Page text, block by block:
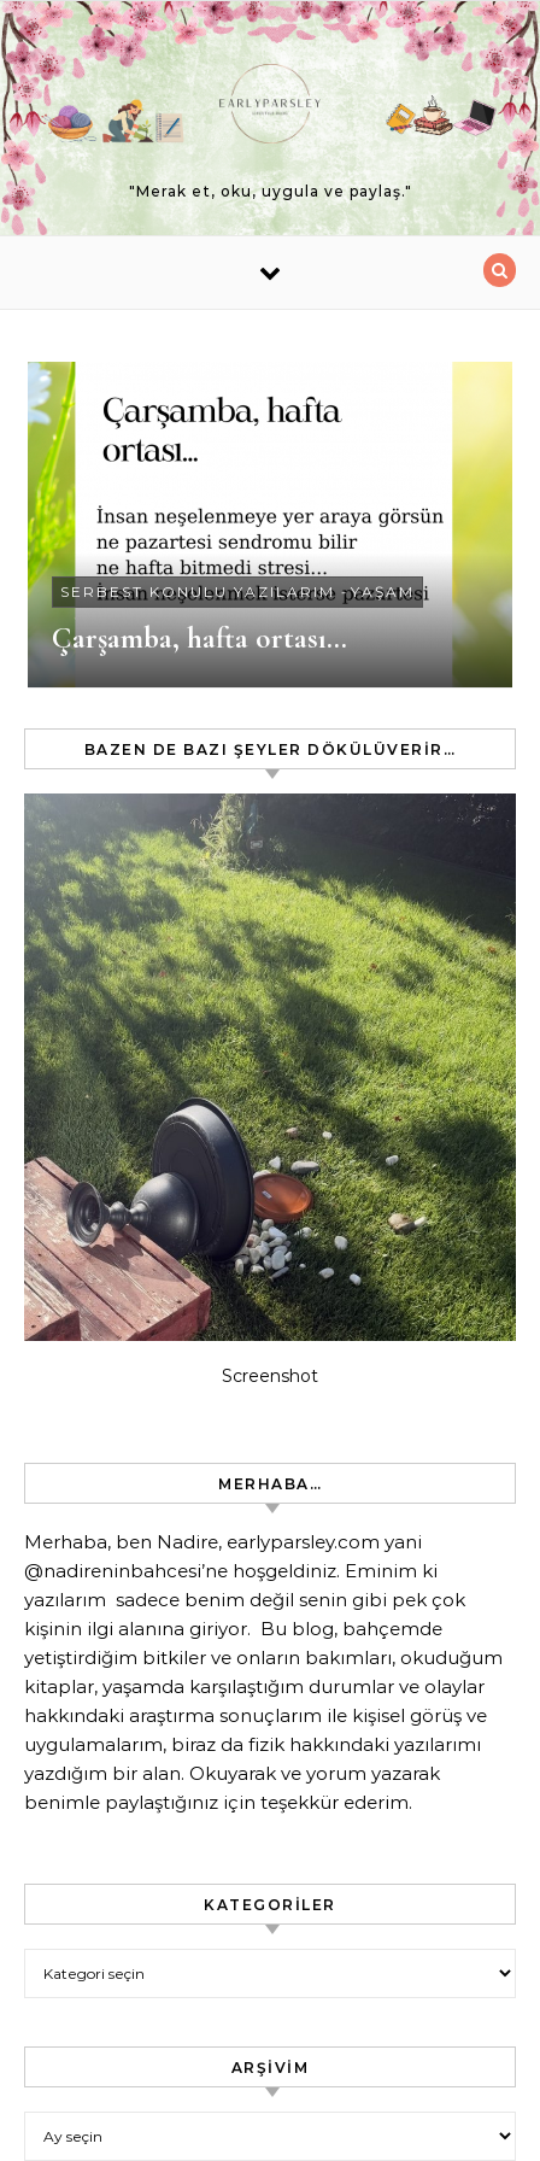
Skip to content
"Merak et, oku, uygula ve paylaş."
SERBEST KONULU YAZILARIM -YAŞAM
Çarşamba, hafta ortası…
BAZEN DE BAZI ŞEYLER DÖKÜLÜVERIR…
Screenshot
MERHABA…
Merhaba, ben Nadire, earlyparsley.com yani
@nadireninbahcesi’ne hoşgeldiniz. Eminim ki
yazılarım sadece benim değil senin gibi pek çok
kişinin ilgi alanına giriyor. Bu blog, bahçemde
yetiştirdiğim bitkiler ve onların bakımları, okuduğum
kitaplar, yaşamda karşılaştığım durumlar ve olaylar
hakkındaki araştırma sonuçlarım ile kişisel görüş ve
uygulamalarım, biraz da fizik hakkındaki yazılarımı
yazdığım bir alan. Okuyarak ve yorum yazarak
benimle paylaştığınız için teşekkür ederim.
KATEGORILER
ARŞIVIM